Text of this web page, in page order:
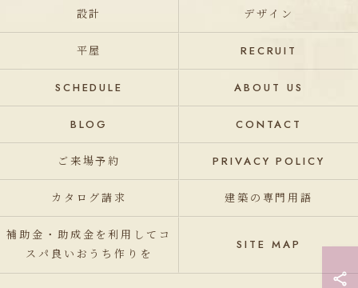
設計 デザイン
平屋 RECRUIT
SCHEDULE ABOUT US
BLOG CONTACT
ご来場予約 PRIVACY POLICY
カタログ請求 建築の専門用語
補助金・助成金を利用してコ
スパ良いおうち作りを
SITE MAP